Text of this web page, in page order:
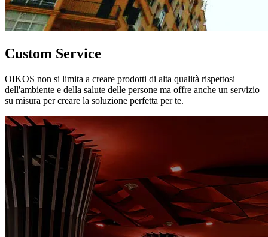
Custom Service
OIKOS non si limita a creare prodotti di alta qualità rispettosi
dell'ambiente e della salute delle persone ma offre anche un servizio
su misura per creare la soluzione perfetta per te.